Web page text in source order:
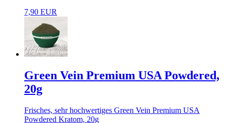
7,90 EUR
Green Vein Premium USA Powdered,
20g
Frisches, sehr hochwertiges Green Vein Premium USA
Powdered Kratom, 20g